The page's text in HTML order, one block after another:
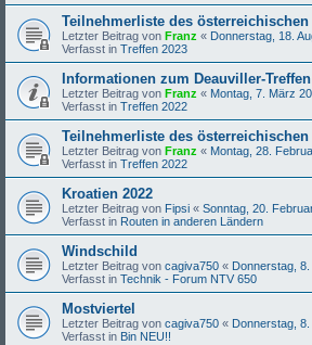
Teilnehmerliste des österreichischen
Letzter Beitrag von Franz « Donnerstag, 18.
Verfasst in Treffen 2023
Informationen zum Deauviller-Treffen
Letzter Beitrag von Franz « Montag, 7. März
Verfasst in Treffen 2022
Teilnehmerliste des österreichischen
Letzter Beitrag von Franz « Montag, 28.
Verfasst in Treffen 2022
Kroatien 2022
Letzter Beitrag von Fipsi « Sonntag, 20.
Verfasst in Routen in anderen Ländern
Windschild
Letzter Beitrag von cagiva750 « Donnerstag,
Verfasst in Technik - Forum NTV 650
Mostviertel
Letzter Beitrag von cagiva750 « Donnerstag,
Verfasst in Bin NEU!!